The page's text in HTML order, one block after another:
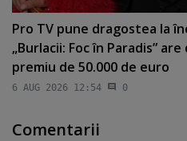
Pro TV pune dragostea la
„Burlacii: Foc în Paradis”
premiu de 50.000 de euro
6 AUG 2026 12:54 0
Comentarii